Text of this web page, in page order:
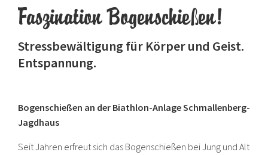
Faszination Bogenschießen!
Stressbewältigung für Körper und Geist.
Entspannung.
Bogenschießen an der Biathlon-Anlage Schmallenberg-
Jagdhaus
Seit Jahren erfreut sich das Bogenschießen bei Jung und Alt